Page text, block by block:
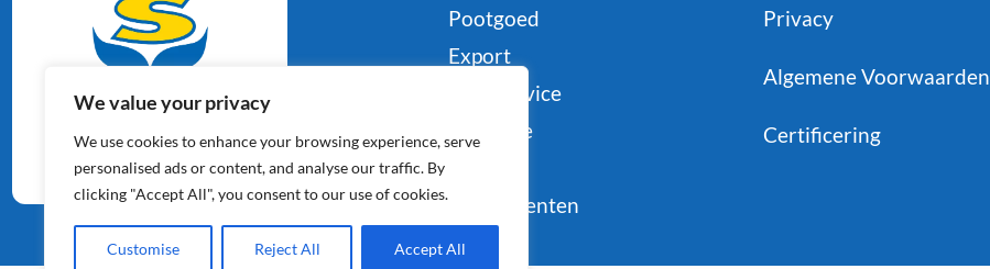
We value your privacy
We use cookies to enhance your browsing experience, serve
personalised ads or content, and analyse our traffic. By
clicking "Accept All", you consent to our use of cookies.
Customise Reject All Accept All
Aardappelspecialisten
Sinds 1964
Pootgoed
Export
Foodservice
Industrie
Consumenten
Privacy
Algemene Voorwaarden
Certificering